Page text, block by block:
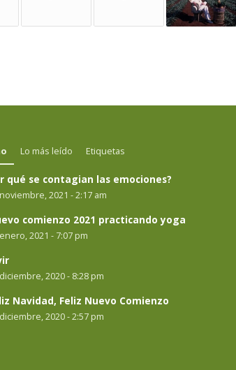
Lo más leído Etiquetas
qué se contagian las emociones?
2021 - 2:17 am
comienzo 2021 practicando yoga
2021 - 7:07 pm
2020 - 8:28 pm
Navidad, Feliz Nuevo Comienzo
2020 - 2:57 pm